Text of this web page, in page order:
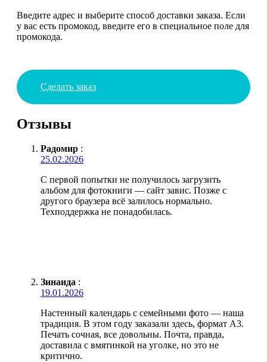
Введите адрес и выберите способ доставки заказа. Если
у вас есть промокод, введите его в специальное поле для
промокода.
Сделать заказ
Отзывы
Радомир :
25.02.2026
С первой попытки не получилось загрузить
альбом для фотокниги — сайт завис. Позже с
другого браузера всё залилось нормально.
Техподдержка не понадобилась.
Зинаида :
19.01.2026
Настенный календарь с семейными фото — наша
традиция. В этом году заказали здесь, формат А3.
Печать сочная, все довольны. Почта, правда,
доставила с вмятинкой на уголке, но это не
критично.